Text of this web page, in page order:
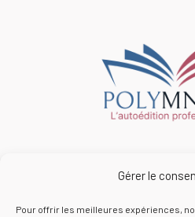
Gérer le
Pour offrir les meilleures expériences,